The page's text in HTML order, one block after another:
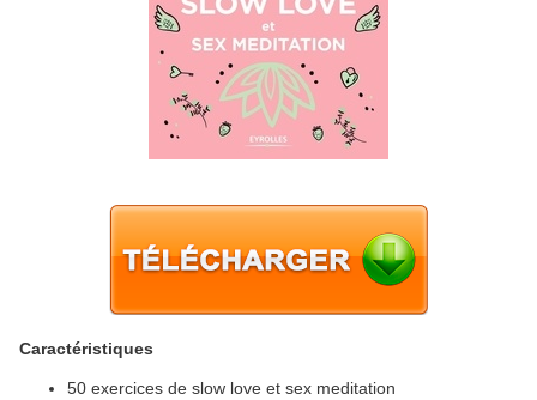
Caractéristiques
50 exercices de slow love et sex meditation